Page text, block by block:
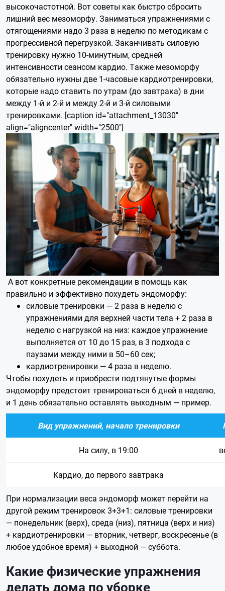
высокочастотной. Вот советы как быстро сбросить
лишний вес мезоморфу. Заниматься упражнениями с
отягощениями надо 3 раза в неделю по методикам с
прогрессивной перегрузкой. Заканчивать силовую
тренировку нужно 10-минутным, средней
интенсивности сеансом кардио. Также мезоморфу
обязательно нужны две 1-часовые кардиотренировки,
которые надо ставить по утрам (до завтрака) в дни
между 1-й и 2-й и между 2-й и 3-й силовыми
тренировками. [caption id="attachment_13030"
align="aligncenter" width="2500"]
А вот конкретные рекомендации в помощь как
правильно и эффективно похудеть эндоморфу:
силовые тренировки — 2 раза в неделю с
упражнениями для верхней части тела + 2 раза в
неделю с нагрузкой на низ: каждое упражнение
выполняется от 10 до 15 раз, в 3 подхода с
паузами между ними в 50–60 сек;
кардиотренировки — 4 раза в неделю.
Чтобы похудеть и приобрести подтянутые формы
эндоморфу предстоит тренироваться 6 дней в неделю,
и 1 день обязательно оставлять выходным — пример.
Вид упражнений, начало тренировки
На силу, в 19:00
Кардио, до первого завтрака
При нормализации веса эндоморф может перейти на
другой режим тренировок 3+3+1: силовые тренировки
— понедельник (верх), среда (низ), пятница (верх и низ)
+ кардиотренировки — вторник, четверг, воскресенье (в
любое удобное время) + выходной — суббота.
Какие физические упражнения
делать дома по уборке